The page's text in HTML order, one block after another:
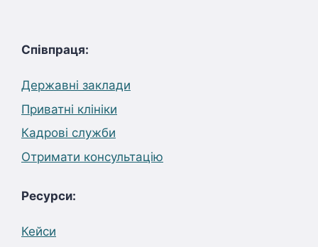
Співпраця:
Державні заклади
Приватні клініки
Кадрові служби
Отримати консультацію
Ресурси:
Кейси